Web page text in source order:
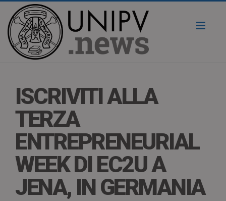
ISCRIVITI ALLA
TERZA
ENTREPRENEURIAL
WEEK DI EC2U A
JENA, IN GERMANIA